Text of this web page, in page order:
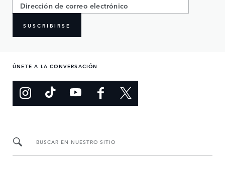
SUSCRIBIRSE
ÚNETE A LA CONVERSACIÓN
BUSCAR EN NUESTRO SITIO